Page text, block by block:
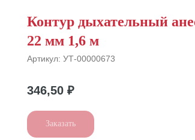
Контур дыхательный
22 мм 1,6 м
Артикул: УТ-00000673
346,50 ₽
Заказать